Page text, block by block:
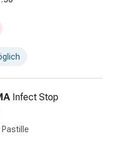
Infect Stop